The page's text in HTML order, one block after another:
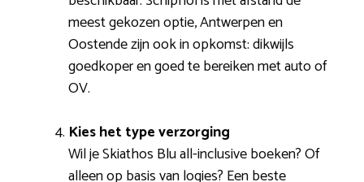
meest gekozen optie, Antwerpen en
Oostende zijn ook in opkomst: dikwijls
goedkoper en goed te bereiken met auto of
OV.
Kies het type verzorging
Wil je Skiathos Blu all-inclusive boeken? Of
alleen op basis van logies? Een beste